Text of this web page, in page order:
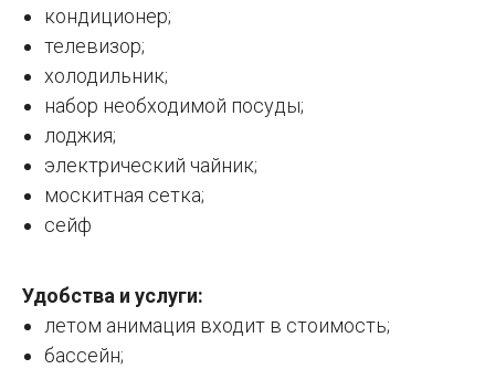
кондиционер;
телевизор;
холодильник;
набор необходимой посуды;
лоджия;
электрический чайник;
москитная сетка;
сейф
Удобства и услуги:
летом анимация входит в стоимость;
бассейн;